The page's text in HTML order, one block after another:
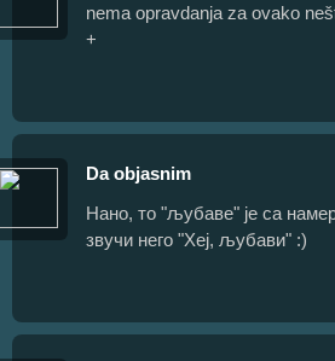
nema opravdanja za ovako
+
Da objasnim
Нано, то "љубаве" је са
звучи него "Хеј, љубави" :)